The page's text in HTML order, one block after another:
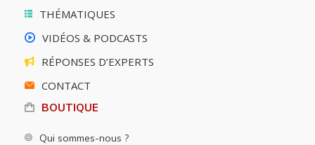
THÉMATIQUES
VIDÉOS & PODCASTS
RÉPONSES D’EXPERTS
CONTACT
BOUTIQUE
Qui sommes-nous ?